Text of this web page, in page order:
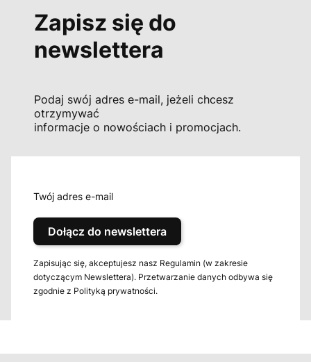
Zapisz się do
newslettera
Podaj swój adres e-mail, jeżeli chcesz
otrzymywać
informacje o nowościach i promocjach.
Twój adres e-mail
Dołącz do newslettera
Zapisując się, akceptujesz nasz Regulamin (w zakresie
dotyczącym Newslettera). Przetwarzanie danych odbywa się
zgodnie z Polityką prywatności.